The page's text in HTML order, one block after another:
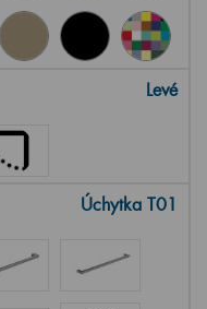
Levé
Úchytka T01